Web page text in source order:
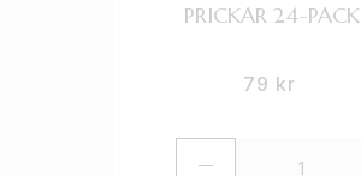
PRICKAR 24-PACK
79 kr